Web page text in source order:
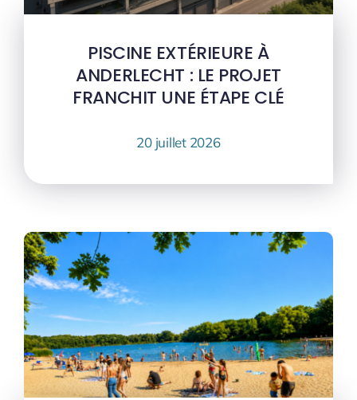
PISCINE EXTÉRIEURE À
ANDERLECHT : LE PROJET
FRANCHIT UNE ÉTAPE CLÉ
20 juillet 2026